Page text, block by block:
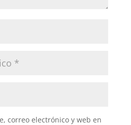
correo electrónico y web en